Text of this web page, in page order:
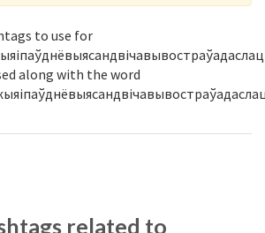
to use for
along with the word
related to